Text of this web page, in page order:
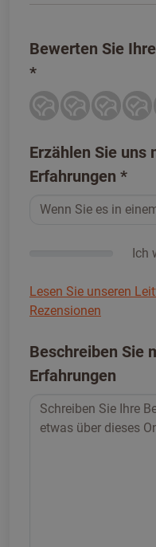
Bewerten Sie
*
Erzählen Sie uns
Erfahrungen *
Ich
Lesen Sie unseren
Rezensionen
Beschreiben Sie
Erfahrungen